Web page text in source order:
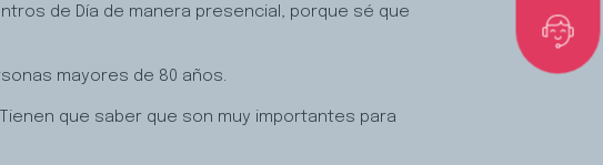
de Día de manera presencial, porque sé que
mayores de 80 años.
que saber que son muy importantes para